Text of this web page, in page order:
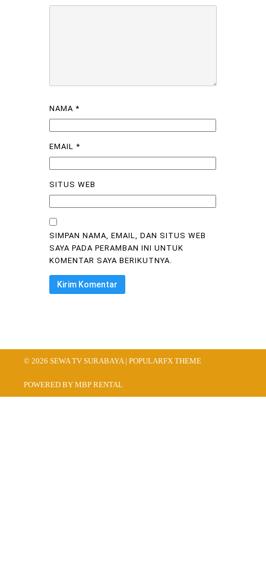
NAMA *
EMAIL *
SITUS WEB
SIMPAN NAMA, EMAIL, DAN SITUS WEB
SAYA PADA PERAMBAN INI UNTUK
KOMENTAR SAYA BERIKUTNYA.
© 2026 SEWA TV SURABAYA | POPULARFX THEME
POWERED BY MBP RENTAL